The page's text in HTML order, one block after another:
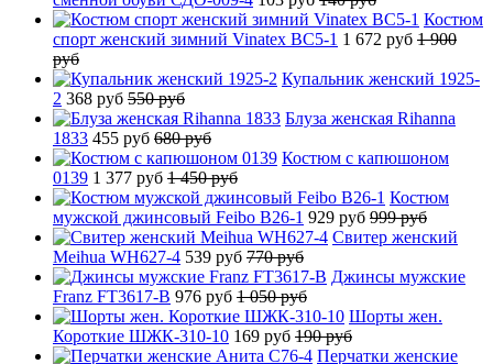
Костюм
спорт женский зимний Vinatex BC5-1 1 672 руб 1 900
руб
Купальник женский 1925-
2 368 руб 550 руб
Блуза женская Rihanna
1833 455 руб 680 руб
Костюм с капюшоном
0139 1 377 руб 1 450 руб
Костюм
мужской джинсовый Feibo B26-1 929 руб 999 руб
Свитер женский
Meihua WH627-4 539 руб 770 руб
Джинсы мужские
Franz FT3617-B 976 руб 1 050 руб
Шорты жен.
Короткие ШЖК-310-10 169 руб 190 руб
Перчатки женские